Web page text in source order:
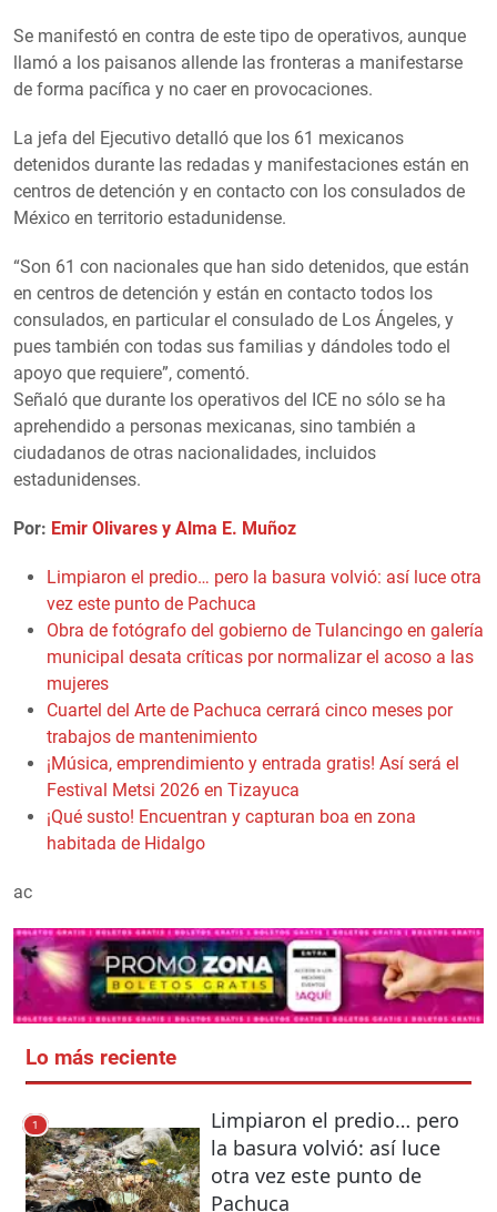
Se manifestó en contra de este tipo de operativos, aunque
llamó a los paisanos allende las fronteras a manifestarse
de forma pacífica y no caer en provocaciones.
La jefa del Ejecutivo detalló que los 61 mexicanos
detenidos durante las redadas y manifestaciones están en
centros de detención y en contacto con los consulados de
México en territorio estadunidense.
“Son 61 con nacionales que han sido detenidos, que están
en centros de detención y están en contacto todos los
consulados, en particular el consulado de Los Ángeles, y
pues también con todas sus familias y dándoles todo el
apoyo que requiere”, comentó.
Señaló que durante los operativos del ICE no sólo se ha
aprehendido a personas mexicanas, sino también a
ciudadanos de otras nacionalidades, incluidos
estadunidenses.
Por: Emir Olivares y Alma E. Muñoz
Limpiaron el predio… pero la basura volvió: así luce otra
vez este punto de Pachuca
Obra de fotógrafo del gobierno de Tulancingo en galería
municipal desata críticas por normalizar el acoso a las
mujeres
Cuartel del Arte de Pachuca cerrará cinco meses por
trabajos de mantenimiento
¡Música, emprendimiento y entrada gratis! Así será el
Festival Metsi 2026 en Tizayuca
¡Qué susto! Encuentran y capturan boa en zona
habitada de Hidalgo
ac
Lo más reciente
1
Limpiaron el predio… pero
la basura volvió: así luce
otra vez este punto de
Pachuca